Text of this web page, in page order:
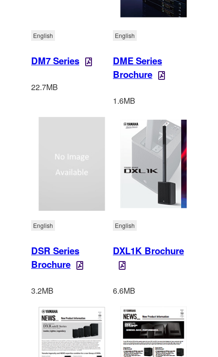
DM7 Series
English
22.7MB
DME Series
Brochure
English
1.6MB
DSR Series
Brochure
English
3.2MB
DXL1K Brochure
English
6.6MB